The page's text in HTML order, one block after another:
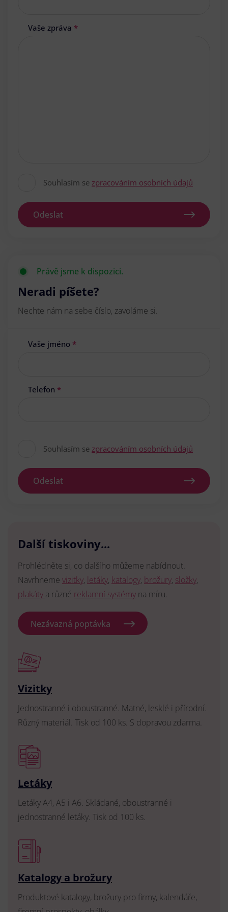
Vaše zpráva *
Souhlasím se zpracováním osobních údajů
Odeslat
Právě jsme k dispozici.
Neradi píšete?
Nechte nám na sebe číslo, zavoláme si.
Vaše jméno *
Telefon *
Souhlasím se zpracováním osobních údajů
Odeslat
Další tiskoviny...
Prohlédněte si, co dalšího můžeme nabídnout.
Navrhneme vizitky, letáky, katalogy, brožury, složky,
plakáty a různé reklamní systémy na míru.
Nezávazná poptávka
Vizitky
Jednostranné i oboustranné. Matné, lesklé i přírodní.
Různý materiál. Tisk od 100 ks. S dopravou zdarma.
Letáky
Letáky A4, A5 i A6. Skládané, oboustranné i
jednostranné letáky. Tisk od 100 ks.
Katalogy a brožury
Produktové katalogy, brožury pro firmy, kalendáře,